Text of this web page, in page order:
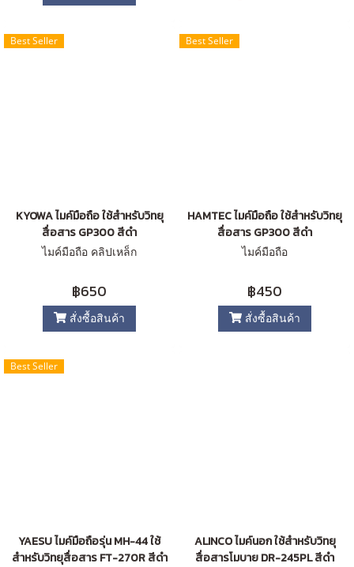
Best Seller
KYOWA ไมค์มือถือ ใช้สำหรับวิทยุ
สื่อสาร GP300 สีดำ
ไมค์มือถือ คลิปเหล็ก
฿650
สั่งซื้อสินค้า
Best Seller
HAMTEC ไมค์มือถือ ใช้สำหรับวิทยุ
สื่อสาร GP300 สีดำ
ไมค์มือถือ
฿450
สั่งซื้อสินค้า
Best Seller
YAESU ไมค์มือถือรุ่น MH-44 ใช้
สำหรับวิทยุสื่อสาร FT-270R สีดำ
ALINCO ไมค์นอก ใช้สำหรับวิทยุ
สื่อสารโมบาย DR-245PL สีดำ